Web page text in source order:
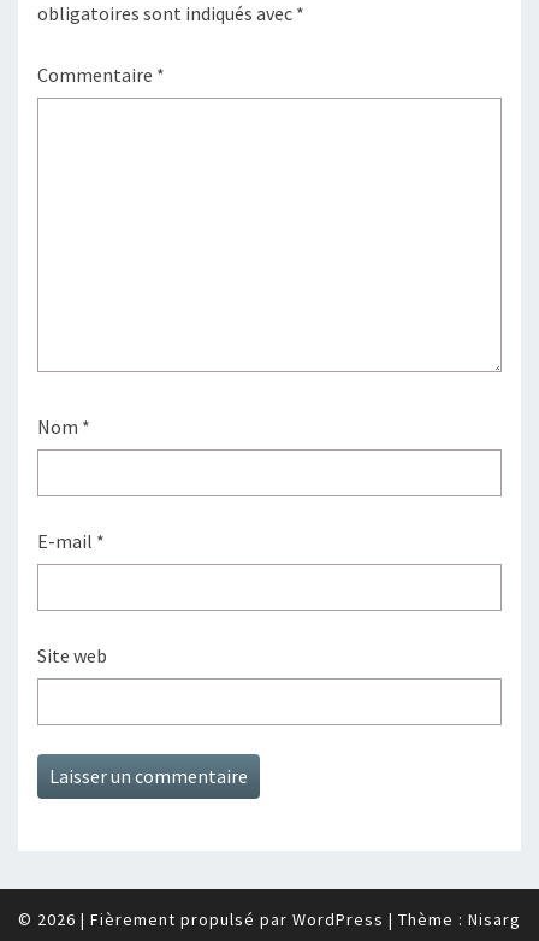
obligatoires sont indiqués avec *
Commentaire *
Nom *
E-mail *
Site web
© 2026 | Fièrement propulsé par WordPress | Thème : Nisarg